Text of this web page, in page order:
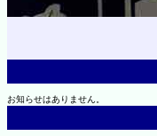
お知らせはありません。